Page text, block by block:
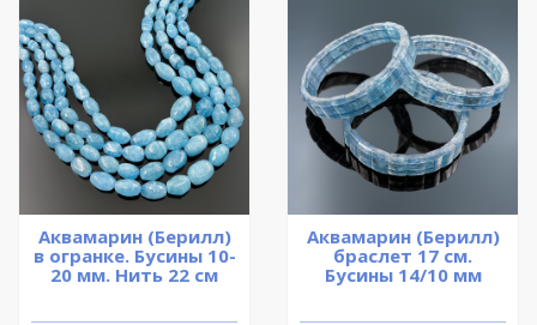
Аквамарин (Берилл)
в огранке. Бусины 10-
20 мм. Нить 22 см
Аквамарин (Берилл)
браслет 17 см.
Бусины 14/10 мм